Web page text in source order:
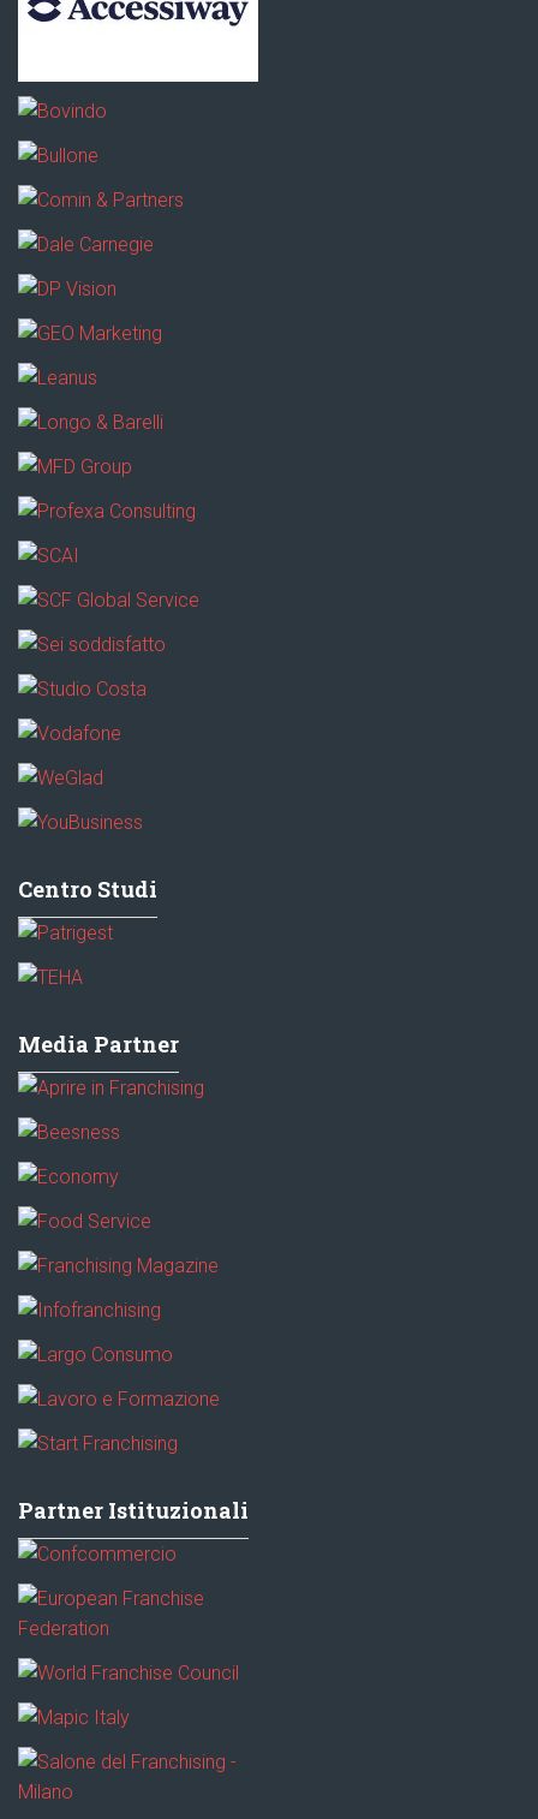
Centro Studi
Media Partner
Partner Istituzionali